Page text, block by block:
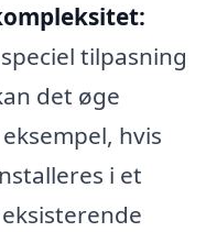
tilpasning
det øge
hvis
i et